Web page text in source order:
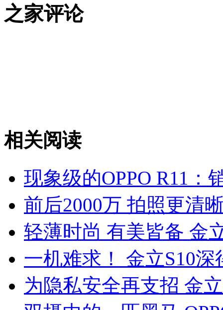
之家评论
相关阅读
现象级的OPPO R11：
前后2000万 拍照更清
轻薄时尚 有美皆备 金
一机难求！ 金立S10
为隐私安全再支招 金